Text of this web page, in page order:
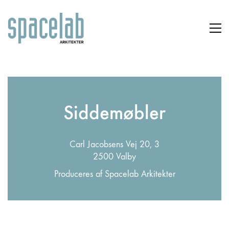
Siddemøbler
Carl Jacobsens Vej 20, 3
2500 Valby
Produceres af Spacelab Arkitekter